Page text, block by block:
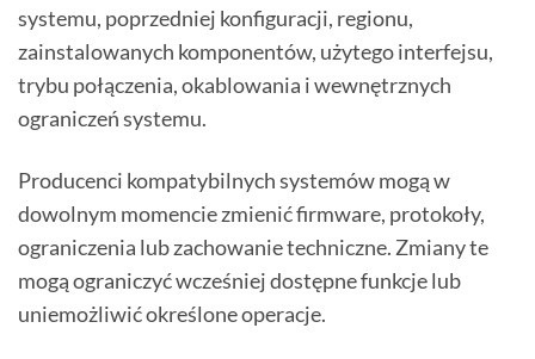
systemu, poprzedniej konfiguracji, regionu,
zainstalowanych komponentów, użytego interfejsu,
trybu połączenia, okablowania i wewnętrznych
ograniczeń systemu.
Producenci kompatybilnych systemów mogą w
dowolnym momencie zmienić firmware, protokoły,
ograniczenia lub zachowanie techniczne. Zmiany te
mogą ograniczyć wcześniej dostępne funkcje lub
uniemożliwić określone operacje.